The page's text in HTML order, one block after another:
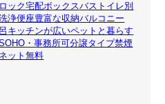
ック宅配ボックスバストイレ別
浄便座豊富な収納バルコニー
キッチンが広いペットと暮らす
・事務所可分譲タイプ禁煙
ット無料